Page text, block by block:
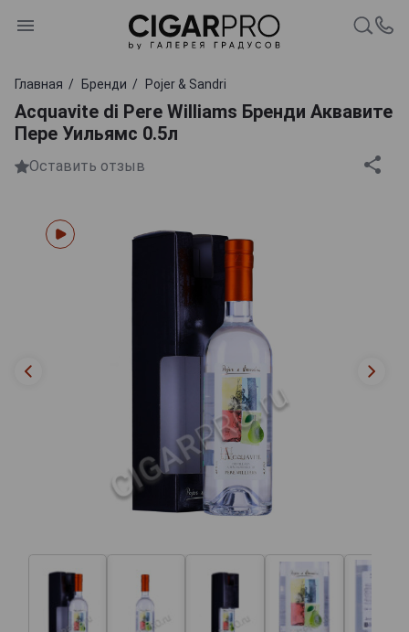
Главная Бренди Pojer & Sandri
Acquavite di Pere Williams Бренди Аквавите
Пере Уильямс 0.5л
Оставить отзыв